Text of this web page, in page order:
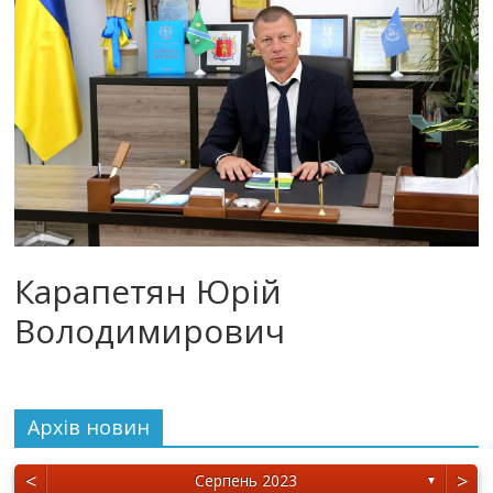
Карапетян Юрій
Володимирович
Архiв новин
< Серпень 2023 ▼ >